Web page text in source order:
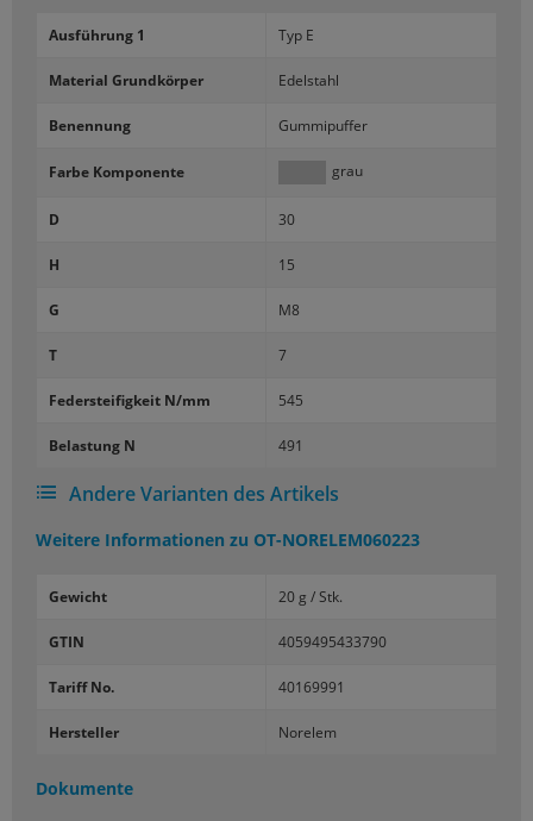
Aus­füh­rung 1 Typ E
Ma­te­ri­al Grund­kör­per Edel­stahl
Be­nen­nung Gum­mi­puf­fer
Farbe Kom­po­nen­te grau
D 30
H 15
G M8
T 7
Fe­der­stei­fig­keit N/mm 545
Be­las­tung N 491
Andere Varianten des Artikels
Weitere Informationen zu OT-NORELEM060223
Gewicht 20 g / Stk.
GTIN 4059495433790
Tariff No. 40169991
Hersteller Norelem
Dokumente